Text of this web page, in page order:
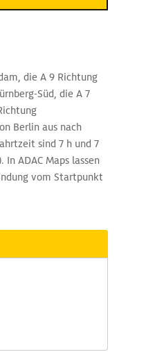
die A 9 Richtung
Süd, die A 7
Berlin aus nach
sind 7 h und 7
ADAC Maps lassen
vom Startpunkt